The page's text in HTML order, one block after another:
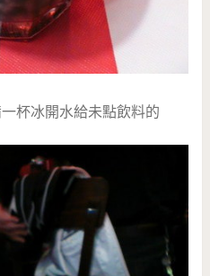
杯冰開水給未點飲料的